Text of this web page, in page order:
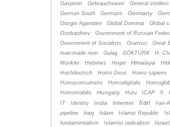
Gasprom
Gebrauchswert General intellect
German South
Germans Germany
Giorgio Agamben
Global Dominat Global
Gorbachev
Government of Russian
Government of Socialists
Gramsci Great
man-made river
Gulag GÖKTÜRK H.
Münkler
Hebrews Hegel Himalaya
Hochdeutsch
Homo Deus
Homo sapiens
Homoconsumens
Homodigitalis
Homomobilis
Hungary Hutu ICAP II
IT
Identity India Internet Iran
Iran-
pipeline
Iraq Islam Islamic Republic
fundamentalism
Islamist radicalism Israel